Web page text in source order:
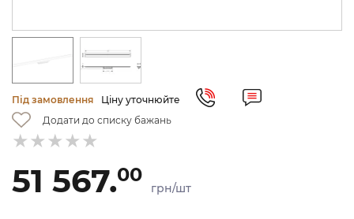
Під замовлення
Ціну уточнюйте
Додати до списку бажань
51 567.00
грн/шт